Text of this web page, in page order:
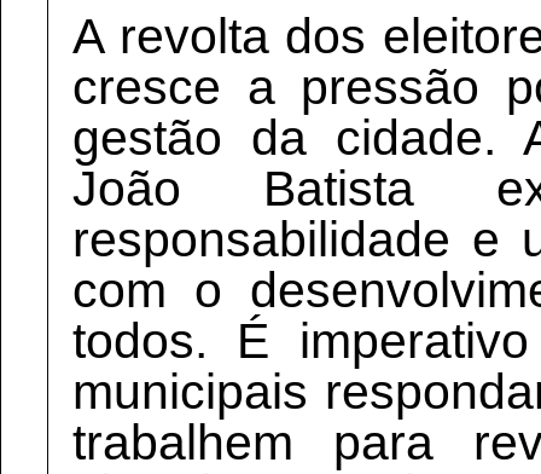
A revolta dos
cresce a pressão
gestão da cidade.
João Batista
responsabilidade e
com o
todos. É
municipais
trabalhem para